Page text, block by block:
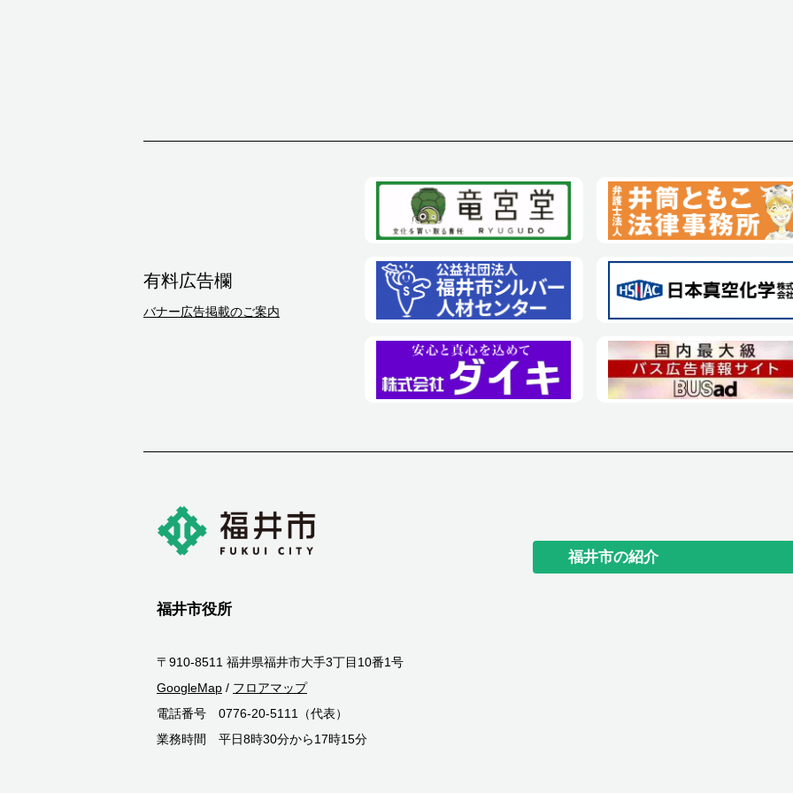
有料広告欄
バナー広告掲載のご案内
福井市役所
〒910-8511 福井県福井市大手3丁目10番1号
GoogleMap / フロアマップ
電話番号 0776-20-5111（代表）
業務時間 平日8時30分から17時15分
福井市の紹介